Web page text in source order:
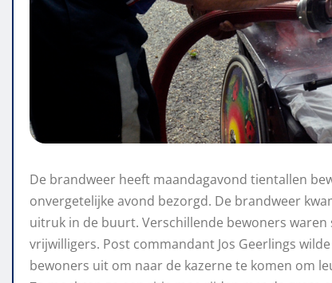
De brandweer heeft maandagavond tientallen
onvergetelijke avond bezorgd. De brandweer
uitruk in de buurt. Verschillende bewoners
vrijwilligers. Post commandant Jos Geerlings
bewoners uit om naar de kazerne te komen om